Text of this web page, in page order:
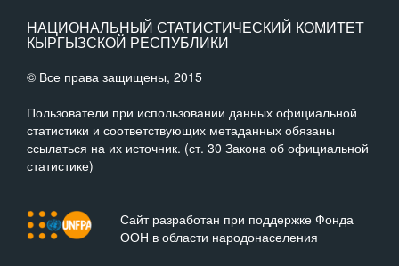
НАЦИОНАЛЬНЫЙ СТАТИСТИЧЕСКИЙ КОМИТЕТ
КЫРГЫЗСКОЙ РЕСПУБЛИКИ
© Все права защищены, 2015
Пользователи при использовании данных официальной
статистики и соответствующих метаданных обязаны
ссылаться на их источник. (ст. 30 Закона об официальной
статистике)
Сайт разработан при поддержке Фонда
ООН в области народонаселения